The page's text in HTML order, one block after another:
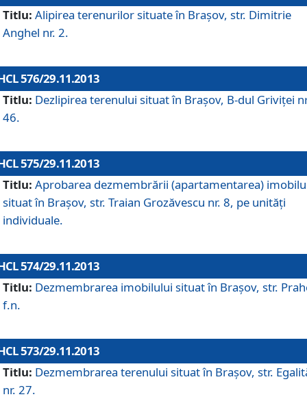
Titlu: Alipirea terenurilor situate în Braşov, str. Dimitrie
Anghel nr. 2.
576/29.11.2013
Titlu: Dezlipirea terenului situat în Braşov, B-dul Griviţei
46.
575/29.11.2013
Titlu: Aprobarea dezmembrării (apartamentarea)
situat în Braşov, str. Traian Grozăvescu nr. 8, pe unităţi
individuale.
574/29.11.2013
Titlu: Dezmembrarea imobilului situat în Braşov, str.
f.n.
573/29.11.2013
Titlu: Dezmembrarea terenului situat în Braşov, str.
nr. 27.